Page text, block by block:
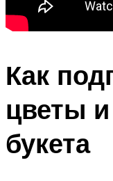
Как
цветы
букета